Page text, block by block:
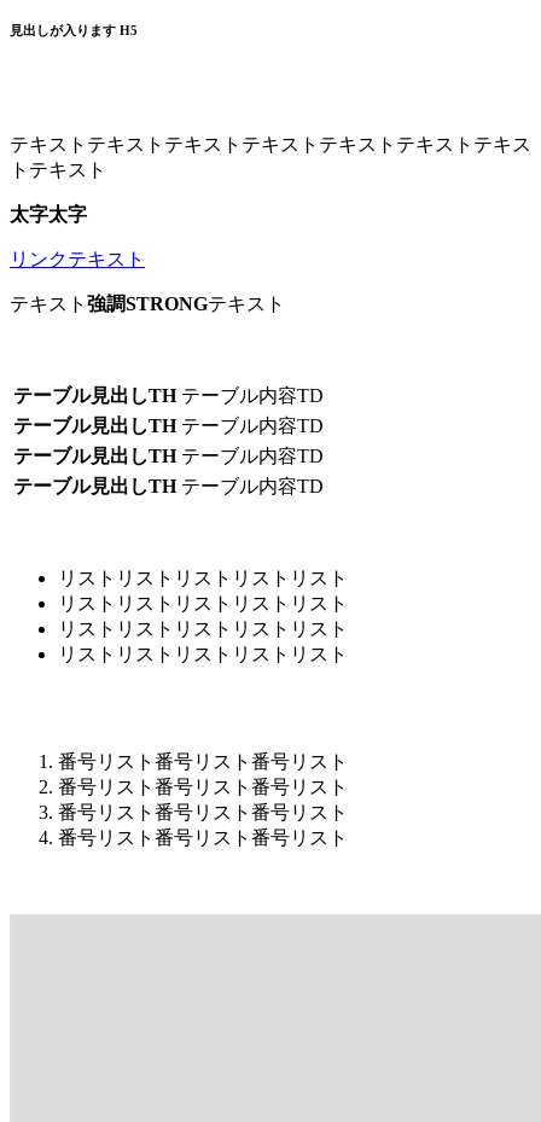
見出しが入ります H5
テキストテキストテキストテキストテキストテキストテキス
トテキスト
太字太字
リンクテキスト
テキスト 強調STRONGテキスト
テーブル見出しTH テーブル内容TD
テーブル見出しTH テーブル内容TD
テーブル見出しTH テーブル内容TD
テーブル見出しTH テーブル内容TD
リストリストリストリストリスト
リストリストリストリストリスト
リストリストリストリストリスト
リストリストリストリストリスト
番号リスト番号リスト番号リスト
番号リスト番号リスト番号リスト
番号リスト番号リスト番号リスト
番号リスト番号リスト番号リスト